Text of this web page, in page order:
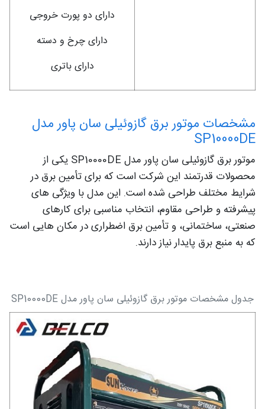
دارای دو پورت خروجی
دارای چرخ و دسته
دارای باتری
مشخصات موتور برق گازوئیلی سان پاور مدل
SP10000DE
موتور برق گازوئیلی سان پاور مدل SP10000DE یکی از
محصولات قدرتمند این شرکت است که برای تأمین برق در
شرایط مختلف طراحی شده است. این مدل با ویژگی های
پیشرفته و طراحی مقاوم، انتخاب مناسبی برای کارهای
صنعتی، ساختمانی، و تأمین برق اضطراری در مکان هایی است
که به منبع برق پایدار نیاز دارند.
جدول مشخصات موتور برق گازوئیلی سان پاور مدل SP10000DE